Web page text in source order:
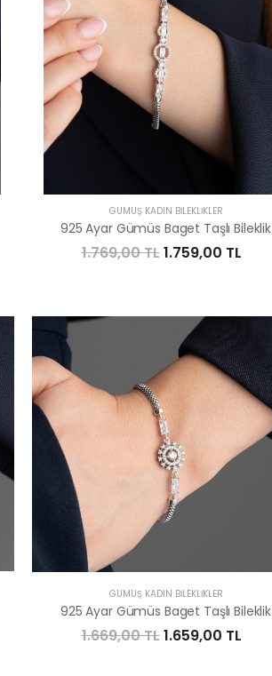
GÜMÜŞ KADIN BILEKLIKLER
925 Ayar Gümüs Baget Taşlı Bileklik
1.769,00 TL1.759,00 TL
GÜMÜŞ KADIN BILEKLIKLER
925 Ayar Gümüs Baget Taşlı Bileklik
1.669,00 TL1.659,00 TL